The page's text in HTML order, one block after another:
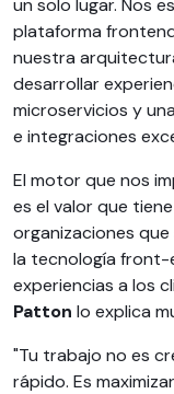
un solo lugar. Nos
plataforma
nuestra
desarrollar
microservicios y
e integraciones
El motor que nos
es el valor que
organizaciones
la tecnología front-
experiencias a los
Patton lo explica
"Tu trabajo no es
rápido. Es